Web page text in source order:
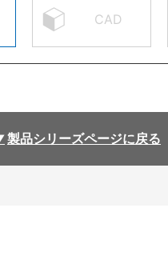
CAD
製品シリーズページに戻る